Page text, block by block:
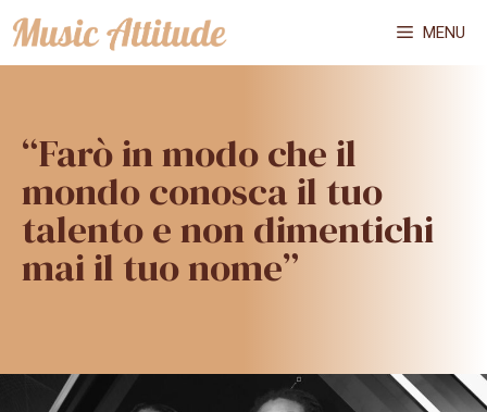
Vai
al
MENU
“Farò in modo che il
mondo conosca il tuo
talento e non dimentichi
mai il tuo nome”